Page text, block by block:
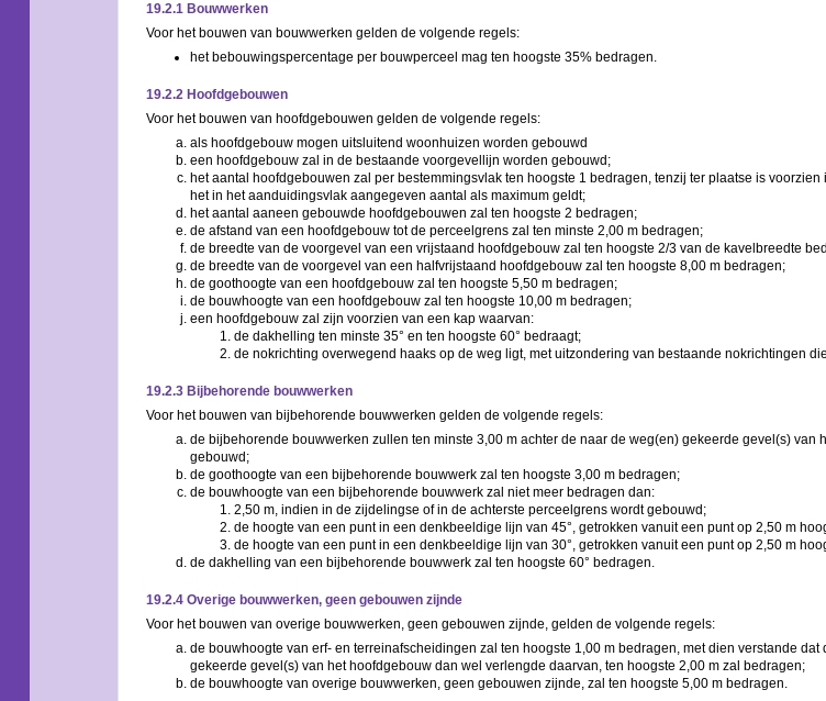
19.2.1 Bouwwerken
Voor het bouwen van bouwwerken gelden de volgende regels:
het bebouwingspercentage per bouwperceel mag ten hoogste 35% bedragen.
19.2.2 Hoofdgebouwen
Voor het bouwen van hoofdgebouwen gelden de volgende regels:
als hoofdgebouw mogen uitsluitend woonhuizen worden gebouwd
een hoofdgebouw zal in de bestaande voorgevellijn worden gebouwd;
het aantal hoofdgebouwen zal per bestemmingsvlak ten hoogste 1 bedragen, tenzij ter plaatse is
het in het aanduidingsvlak aangegeven aantal als maximum geldt;
het aantal aaneen gebouwde hoofdgebouwen zal ten hoogste 2 bedragen;
de afstand van een hoofdgebouw tot de perceelgrens zal ten minste 2,00 m bedragen;
de breedte van de voorgevel van een vrijstaand hoofdgebouw zal ten hoogste 2/3 van de kavelbreedte
de breedte van de voorgevel van een halfvrijstaand hoofdgebouw zal ten hoogste 8,00 m bedragen;
de goothoogte van een hoofdgebouw zal ten hoogste 5,50 m bedragen;
de bouwhoogte van een hoofdgebouw zal ten hoogste 10,00 m bedragen;
een hoofdgebouw zal zijn voorzien van een kap waarvan:
de dakhelling ten minste 35° en ten hoogste 60° bedraagt;
de nokrichting overwegend haaks op de weg ligt, met uitzondering van bestaande nokrichtingen
19.2.3 Bijbehorende bouwwerken
Voor het bouwen van bijbehorende bouwwerken gelden de volgende regels:
de bijbehorende bouwwerken zullen ten minste 3,00 m achter de naar de weg(en) gekeerde gevel(s)
gebouwd;
de goothoogte van een bijbehorende bouwwerk zal ten hoogste 3,00 m bedragen;
de bouwhoogte van een bijbehorende bouwwerk zal niet meer bedragen dan:
2,50 m, indien in de zijdelingse of in de achterste perceelgrens wordt gebouwd;
de hoogte van een punt in een denkbeeldige lijn van 45°, getrokken vanuit een punt op 2,50 m
de hoogte van een punt in een denkbeeldige lijn van 30°, getrokken vanuit een punt op 2,50 m
de dakhelling van een bijbehorende bouwwerk zal ten hoogste 60° bedragen.
19.2.4 Overige bouwwerken, geen gebouwen zijnde
Voor het bouwen van overige bouwwerken, geen gebouwen zijnde, gelden de volgende regels:
de bouwhoogte van erf- en terreinafscheidingen zal ten hoogste 1,00 m bedragen, met dien verstande
gekeerde gevel(s) van het hoofdgebouw dan wel verlengde daarvan, ten hoogste 2,00 m zal bedragen;
de bouwhoogte van overige bouwwerken, geen gebouwen zijnde, zal ten hoogste 5,00 m bedragen.